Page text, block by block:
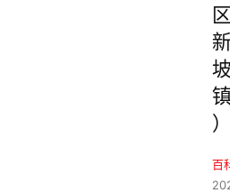
百